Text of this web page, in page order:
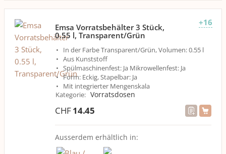
+16
Emsa Vorratsbehälter 3 Stück,
0.55 l, Transparent/Grün
In der Farbe Transparent/Grün, Volumen: 0.55 l
Aus Kunststoff
Spülmaschinenfest: Ja Mikrowellenfest: Ja
Form: Eckig, Stapelbar: Ja
Mit integrierter Mengenskala
Kategorie: Vorratsdosen
CHF14.45
Ausserdem erhältlich in: